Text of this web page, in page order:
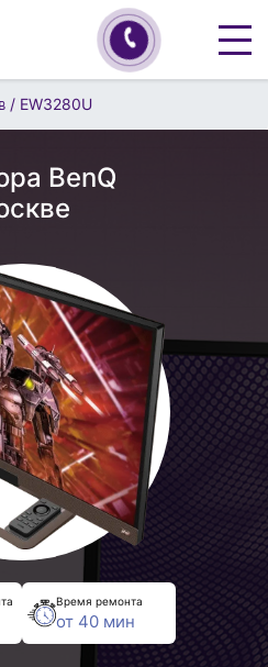
/ EW3280U
BenQ
Время ремонта
от 40 мин